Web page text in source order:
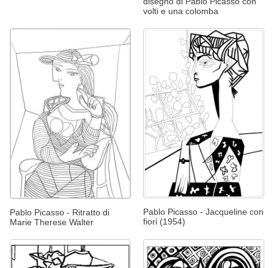
volti e una colomba
Pablo Picasso - Ritratto di
Marie Therese Walter
Pablo Picasso - Jacqueline con
fiori (1954)